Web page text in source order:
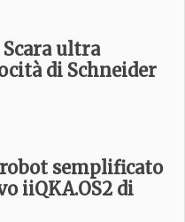
ultra
di Schneider
semplificato
iiQKA.OS2 di